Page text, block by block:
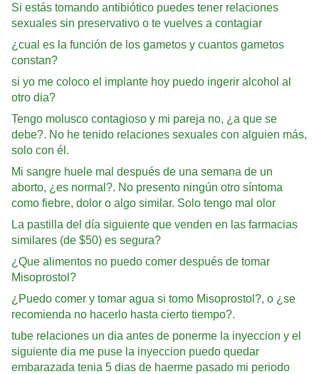
Si estás tomando antibiótico puedes tener relaciones
sexuales sin preservativo o te vuelves a contagiar
¿cual es la función de los gametos y cuantos gametos
constan?
si yo me coloco el implante hoy puedo ingerir alcohol al
otro dia?
Tengo molusco contagioso y mi pareja no, ¿a que se
debe?. No he tenido relaciones sexuales con alguien más,
solo con él.
Mi sangre huele mal después de una semana de un
aborto, ¿es normal?. No presento ningún otro síntoma
como fiebre, dolor o algo similar. Solo tengo mal olor
La pastilla del día siguiente que venden en las farmacias
similares (de $50) es segura?
¿Que alimentos no puedo comer después de tomar
Misoprostol?
¿Puedo comer y tomar agua si tomo Misoprostol?, o ¿se
recomienda no hacerlo hasta cierto tiempo?.
tube relaciones un dia antes de ponerme la inyeccion y el
siguiente dia me puse la inyeccion puedo quedar
embarazada tenia 5 dias de haerme pasado mi periodo